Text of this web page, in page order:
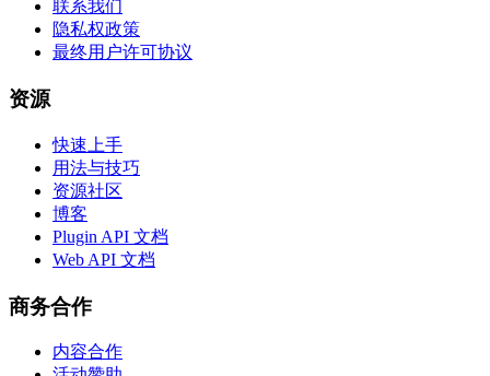
联系我们
隐私权政策
最终用户许可协议
资源
快速上手
用法与技巧
资源社区
博客
Plugin API 文档
Web API 文档
商务合作
内容合作